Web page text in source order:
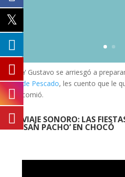
Y Gustavo se arriesgó a
de Pescado, les cuento que le
comió.
VIAJE SONORO: LAS
‘SAN PACHO’ EN CHOCÓ